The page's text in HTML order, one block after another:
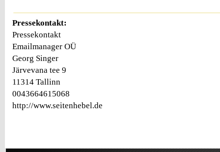
Pressekontakt:
Pressekontakt
Emailmanager OÜ
Georg Singer
Järvevana tee 9
11314 Tallinn
0043664615068
http://www.seitenhebel.de